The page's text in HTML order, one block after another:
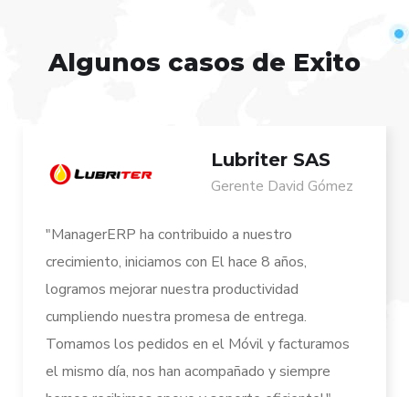
Algunos casos de Exito
Lubriter SAS
Gerente David Gómez
"ManagerERP ha contribuido a nuestro
crecimiento, iniciamos con El hace 8 años,
logramos mejorar nuestra productividad
cumpliendo nuestra promesa de entrega.
Tomamos los pedidos en el Móvil y facturamos
el mismo día, nos han acompañado y siempre